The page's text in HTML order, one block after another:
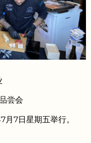
尝会
7日星期五举行。